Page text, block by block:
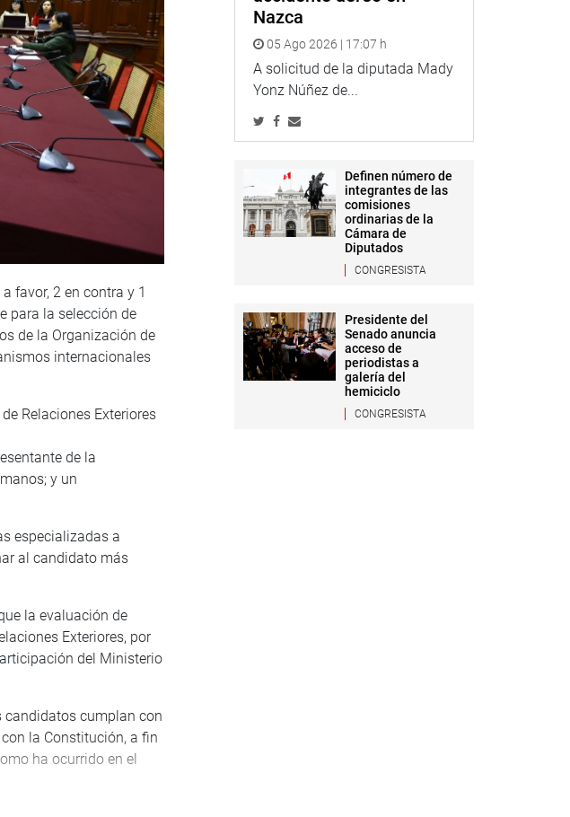
favor, 2 en contra y 1
para la selección de
de la Organización de
internacionales
Relaciones Exteriores
de la
y un
especializadas a
al candidato más
la evaluación de
Exteriores, por
del Ministerio
candidatos cumplan con
la Constitución, a fin
ha ocurrido en el
Nazca
05 Ago 2026 | 17:07 h
A solicitud de la diputada Mady
Yonz Núñez de...
Definen número de
integrantes de las
comisiones
ordinarias de la
Cámara de
Diputados
CONGRESISTA
Presidente del
Senado anuncia
acceso de
periodistas a
galería del
hemiciclo
CONGRESISTA